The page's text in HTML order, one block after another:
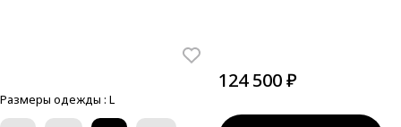
Размеры одежды : L
124 500 ₽